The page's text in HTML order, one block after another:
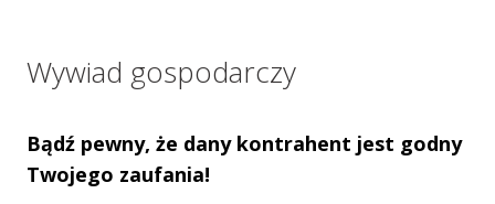
Wywiad gospodarczy
Bądź pewny, że dany kontrahent jest godny
Twojego zaufania!